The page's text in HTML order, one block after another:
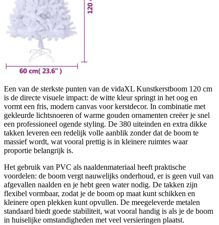
Een van de sterkste punten van de vidaXL Kunstkerstboom 120 cm
is de directe visuele impact: de witte kleur springt in het oog en
vormt een fris, modern canvas voor kerstdecor. In combinatie met
gekleurde lichtsnoeren of warme gouden ornamenten creëer je snel
een professioneel ogende styling. De 380 uiteinden en extra dikke
takken leveren een redelijk volle aanblik zonder dat de boom te
massief wordt, wat vooral prettig is in kleinere ruimtes waar
proportie belangrijk is.
Het gebruik van PVC als naaldenmateriaal heeft praktische
voordelen: de boom vergt nauwelijks onderhoud, er is geen vuil van
afgevallen naalden en je hebt geen water nodig. De takken zijn
flexibel vormbaar, zodat je de boom op maat kunt schikken en
kleinere open plekken kunt opvullen. De meegeleverde metalen
standaard biedt goede stabiliteit, wat vooral handig is als je de boom
in huiselijke omstandigheden met veel versieringen plaatst.